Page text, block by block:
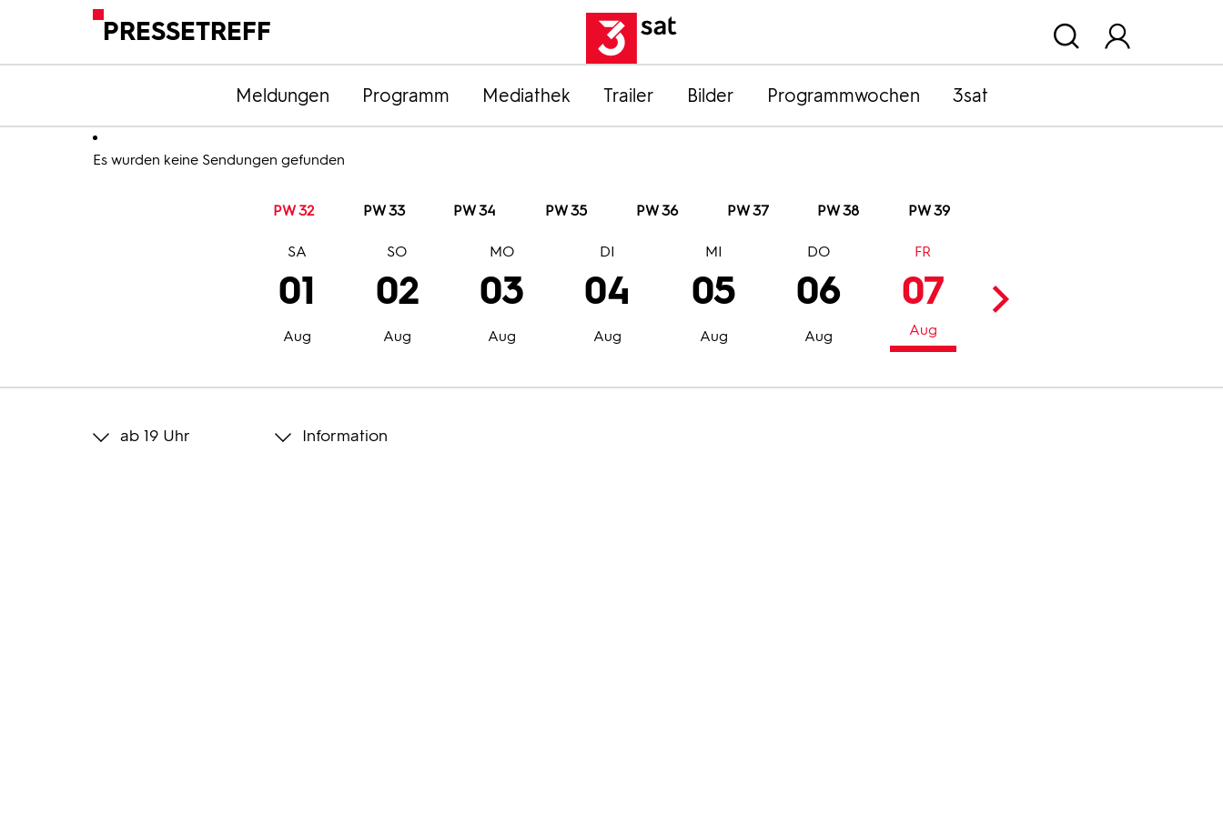
PRESSETREFF
Meldungen Programm Mediathek Trailer Bilder Programmwochen 3sat
Es wurden keine Sendungen gefunden
PW 32 PW 33 PW 34 PW 35 PW 36 PW 37 PW 38 PW 39
01
Aug
SA
02
Aug
SO
03
Aug
MO
04
Aug
DI
05
Aug
MI
06
Aug
DO
07
Aug
FR
08
ab 19 Uhr Information